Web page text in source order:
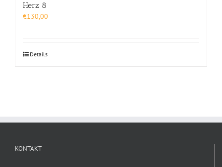
Herz 8
€130,00
Details
KONTAKT